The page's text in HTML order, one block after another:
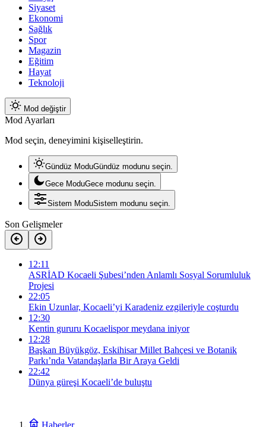
Siyaset
Ekonomi
Sağlık
Spor
Magazin
Eğitim
Hayat
Teknoloji
Mod değiştir
Mod Ayarları
Mod seçin, deneyimini kişiselleştirin.
Gündüz ModuGündüz modunu seçin.
Gece ModuGece modunu seçin.
Sistem ModuSistem modunu seçin.
Son Gelişmeler
12:11
ASRİAD Kocaeli Şubesi’nden Anlamlı Sosyal Sorumluluk
Projesi
22:05
Ekin Uzunlar, Kocaeli’yi Karadeniz ezgileriyle coşturdu
12:30
Kentin gururu Kocaelispor meydana iniyor
12:28
Başkan Büyükgöz, Eskihisar Millet Bahçesi ve Botanik
Parkı’nda Vatandaşlarla Bir Araya Geldi
22:42
Dünya güreşi Kocaeli’de buluştu
Haberler